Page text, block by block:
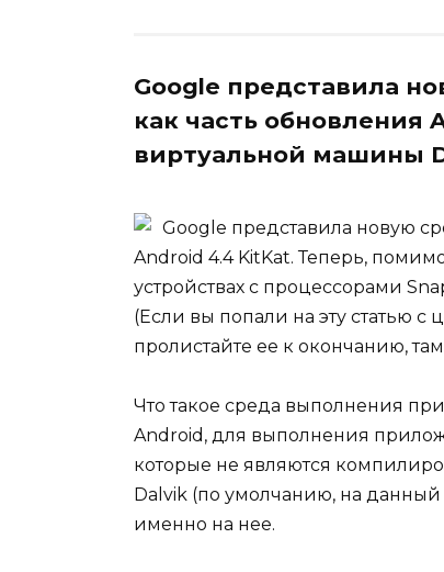
Google представила
как часть обновления
виртуальной машины
Google представила новую
Android 4.4 KitKat. Теперь,
устройствах с процессорами
(Если вы попали на эту статью с
пролистайте ее к окончанию,
Что такое среда выполнения
Android, для выполнения
которые не являются
Dalvik (по умолчанию, на
именно на нее.